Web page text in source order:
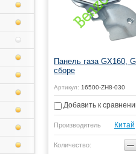
Панель газа GX160,
сборе
Артикул: 16500-ZH8-030
Добавить к
Производитель Китай
Количество: −